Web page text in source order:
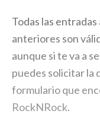
Todas las
anteriores son
aunque si te va a
puedes solicitar la
formulario que
RockNRock.